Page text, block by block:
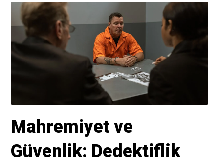
Mahremiyet ve
Güvenlik: Dedektiflik